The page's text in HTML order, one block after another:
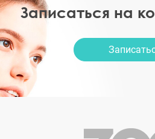
Записаться на